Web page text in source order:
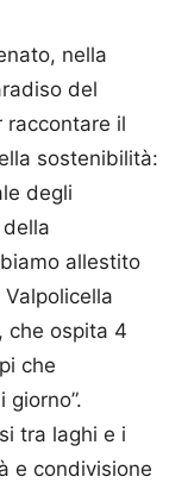
nella
del
raccontare il
sostenibilità:
degli
allestito
che ospita 4
che
tra laghi e i
e condivisione